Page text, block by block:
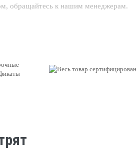
обращайтесь к нашим менеджерам.